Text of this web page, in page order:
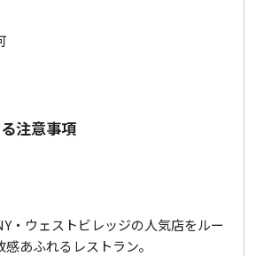
注意事項
・ウェストビレッジの人気店をルー
あふれるレストラン。